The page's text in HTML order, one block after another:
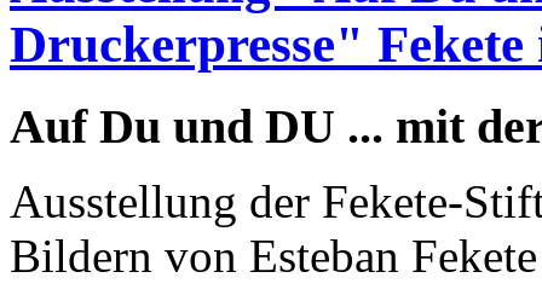
Druckerpresse"
Auf Du und DU ... mit
Ausstellung der Fekete-
Bildern von Esteban